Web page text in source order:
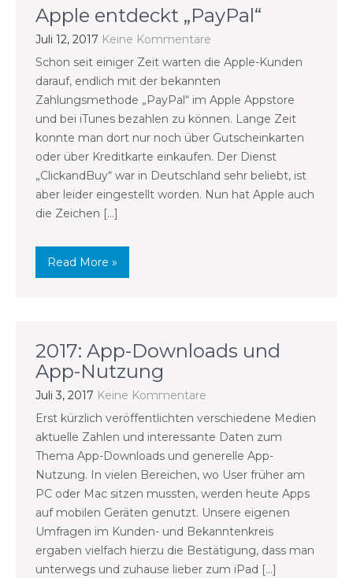
Apple entdeckt „PayPal“
Juli 12, 2017 Keine Kommentare
Schon seit einiger Zeit warten die Apple-Kunden
darauf, endlich mit der bekannten
Zahlungsmethode „PayPal“ im Apple Appstore
und bei iTunes bezahlen zu können. Lange Zeit
konnte man dort nur noch über Gutscheinkarten
oder über Kreditkarte einkaufen. Der Dienst
„ClickandBuy“ war in Deutschland sehr beliebt, ist
aber leider eingestellt worden. Nun hat Apple auch
die Zeichen […]
Read More »
2017: App-Downloads und
App-Nutzung
Juli 3, 2017 Keine Kommentare
Erst kürzlich veröffentlichten verschiedene Medien
aktuelle Zahlen und interessante Daten zum
Thema App-Downloads und generelle App-
Nutzung. In vielen Bereichen, wo User früher am
PC oder Mac sitzen mussten, werden heute Apps
auf mobilen Geräten genutzt. Unsere eigenen
Umfragen im Kunden- und Bekanntenkreis
ergaben vielfach hierzu die Bestätigung, dass man
unterwegs und zuhause lieber zum iPad […]